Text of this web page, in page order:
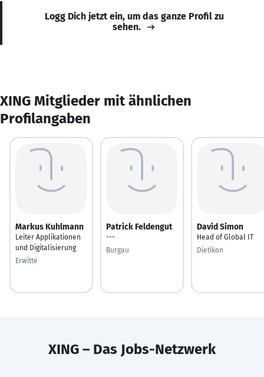
Logg Dich jetzt ein, um das ganze Profil zu
sehen.
XING Mitglieder mit ähnlichen
Profilangaben
Markus Kuhlmann
Leiter Applikationen
und Digitalisierung
Erwitte
Patrick Feldengut
---
Burgau
David Simon
Head of Global IT
Dietikon
XING – Das Jobs-Netzwerk